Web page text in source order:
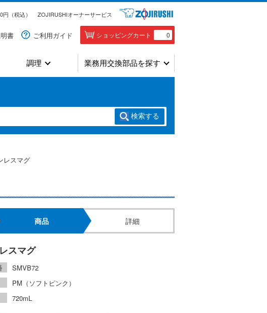
（税込） ZOJIRUSHIオーナーサービス
書 ご利用ガイド ショッピングカート 0
調理 業務用交換部品を探す
検索する
レスマグ
商品 詳細
スマグ
SMVB72
PM（ソフトピンク）
720mL